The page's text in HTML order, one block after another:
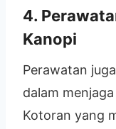
4.
Kanopi
Perawatan
dalam
Kotoran yang